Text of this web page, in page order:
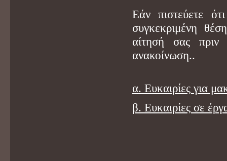
Εάν πιστεύετε
συγκεκριμένη
αίτησή σας
ανακοίνωση..
α. Ευκαιρίες για
β. Ευκαιρίες σε